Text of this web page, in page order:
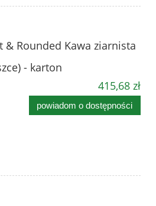
& Rounded Kawa ziarnista
- karton
415,68 zł
powiadom o dostępności